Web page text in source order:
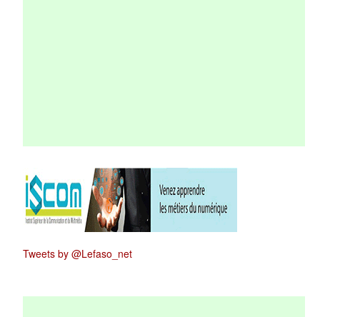
Tweets by @Lefaso_net